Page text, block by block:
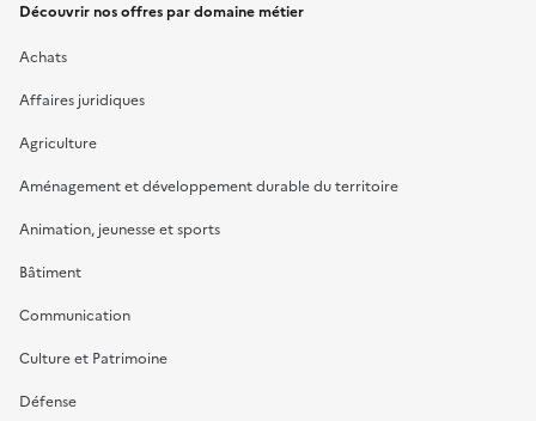
Découvrir nos offres par domaine métier
Achats
Affaires juridiques
Agriculture
Aménagement et développement durable du territoire
Animation, jeunesse et sports
Bâtiment
Communication
Culture et Patrimoine
Défense